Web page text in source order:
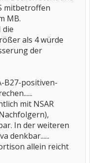
mitbetroffen
MB.
die
als 4 würde
der
B27-positiven-
mit NSAR
In der weiteren
denkbar......
allein reicht